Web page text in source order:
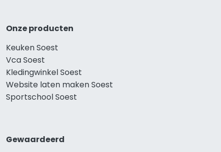
Onze producten
Keuken Soest
Vca Soest
Kledingwinkel Soest
Website laten maken Soest
Sportschool Soest
Gewaardeerd